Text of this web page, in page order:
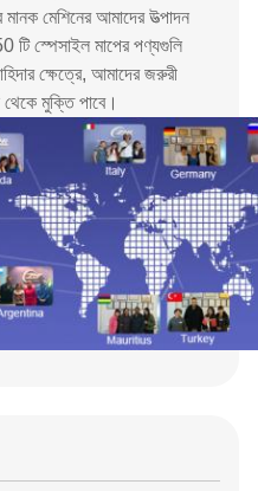
মেশিনের আমাদের উত্পাদন
টি স্পেসাইল মাপের পণ্যগুলি
ক্ষেত্রে, আমাদের জরুরী
থেকে মুক্তি পাবে।